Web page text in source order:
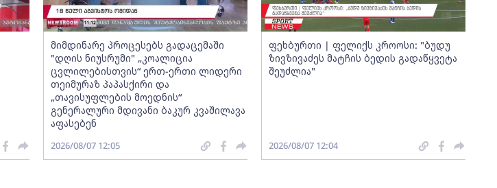
მიმდინარე პროცესებს გადაცემაში
"დღის ნიუსრუმი" „კოალიცია
ცვლილებისთვის“ ერთ-ერთი ლიდერი
თეიმურაზ პაპასქირი და
„თავისუფლების მოედნის“
გენერალური მდივანი ბაკურ კვაშილავა
აფასებენ
2026/08/07 12:05
ფეხბურთი | ფელიქს კროოსი: "ბუდუ
ზივზივაძეს მატჩის ბედის გადაწყვეტა
შეუძლია"
2026/08/07 12:04